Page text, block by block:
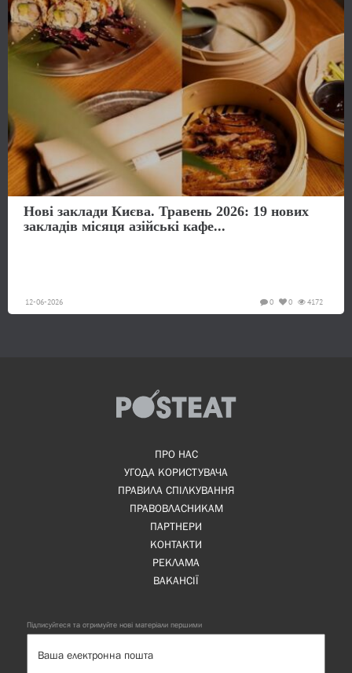
Нові заклади Києва. Травень 2026: 19 нових
закладів місяця азійські кафе...
12-06-2026 4172
0
0
ПРО НАС
УГОДА КОРИСТУВАЧА
ПРАВИЛА СПІЛКУВАННЯ
ПРАВОВЛАСНИКАМ
ПАРТНЕРИ
КОНТАКТИ
РЕКЛАМА
ВАКАНСІЇ
Підписуйтеся та отримуйте нові матеріали першими